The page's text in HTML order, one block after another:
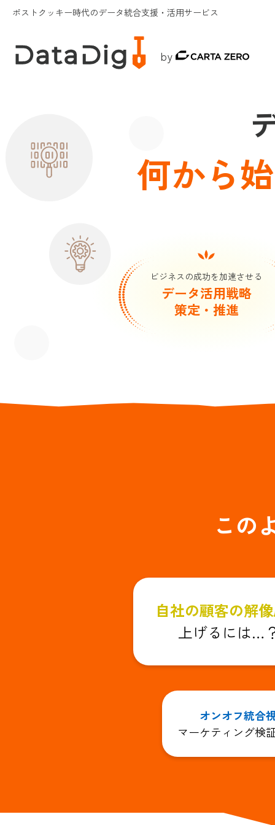
ポストクッキー時代のデータ統合支援・活用サービス
by
何から
ビジネスの成功を加速させる
データ活用戦略
策定・推進
この
自社の顧客の解
上げるには…
オンオフ統合
マーケティング検